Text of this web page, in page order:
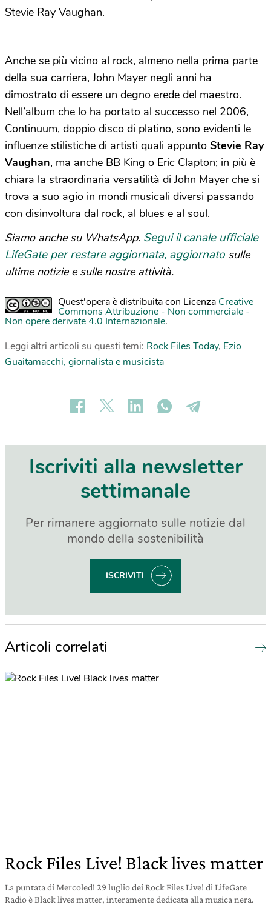
Stevie Ray Vaughan.
Anche se più vicino al rock, almeno nella prima parte
della sua carriera, John Mayer negli anni ha
dimostrato di essere un degno erede del maestro.
Nell’album che lo ha portato al successo nel 2006,
Continuum, doppio disco di platino, sono evidenti le
influenze stilistiche di artisti quali appunto Stevie Ray
Vaughan, ma anche BB King o Eric Clapton; in più è
chiara la straordinaria versatilità di John Mayer che si
trova a suo agio in mondi musicali diversi passando
con disinvoltura dal rock, al blues e al soul.
Siamo anche su WhatsApp. Segui il canale ufficiale
LifeGate per restare aggiornata, aggiornato sulle
ultime notizie e sulle nostre attività.
Quest'opera è distribuita con Licenza Creative
Commons Attribuzione - Non commerciale -
Non opere derivate 4.0 Internazionale.
Leggi altri articoli su questi temi: Rock Files Today, Ezio
Guaitamacchi, giornalista e musicista
Iscriviti alla newsletter
settimanale
Per rimanere aggiornato sulle notizie dal
mondo della sostenibilità
ISCRIVITI
Articoli correlati
Rock Files Live! Black lives matter
La puntata di Mercoledì 29 luglio dei Rock Files Live! di LifeGate
Radio è Black lives matter, interamente dedicata alla musica nera.